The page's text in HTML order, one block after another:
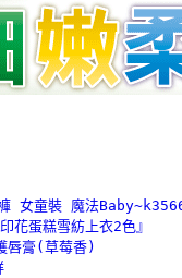
女童裝 魔法
花蛋糕雪紡上衣2色』
唇膏(草莓香)